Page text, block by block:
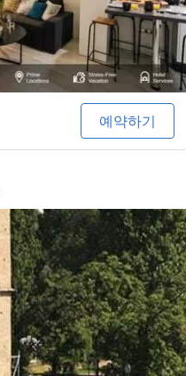
예약하기